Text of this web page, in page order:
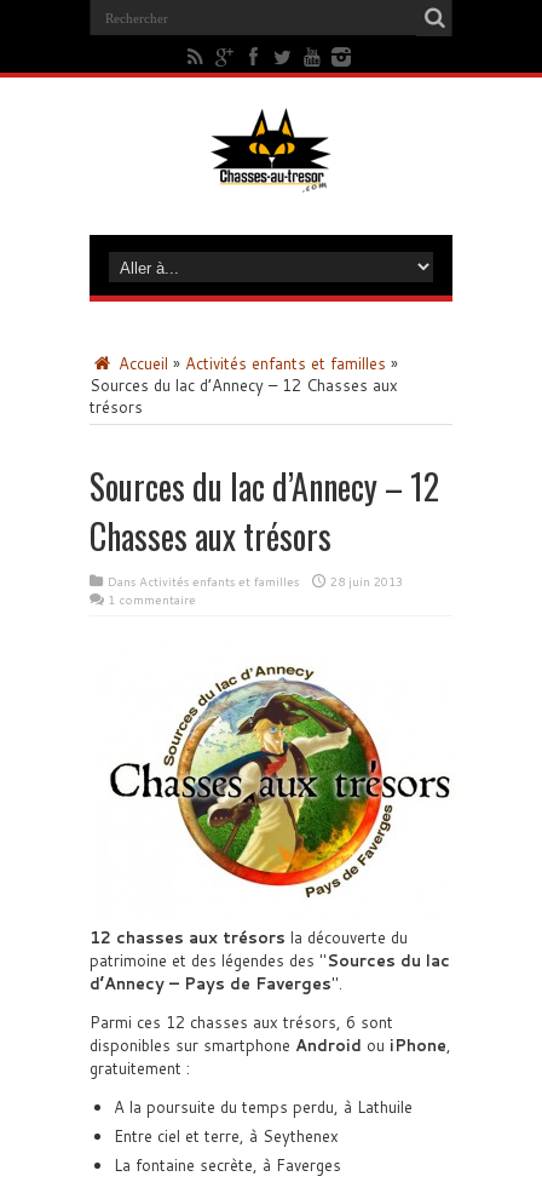
Accueil » Activités enfants et familles »
Sources du lac d’Annecy – 12 Chasses aux
trésors
Sources du lac d’Annecy – 12
Chasses aux trésors
Dans Activités enfants et familles
28 juin 2013
1 commentaire
12 chasses aux trésors la découverte du
patrimoine et des légendes des
Sources du lac
d’Annecy – Pays de Faverges .
Parmi ces 12 chasses aux trésors, 6 sont
disponibles sur smartphone Android ou iPhone,
gratuitement :
A la poursuite du temps perdu, à Lathuile
Entre ciel et terre, à Seythenex
La fontaine secrète, à Faverges